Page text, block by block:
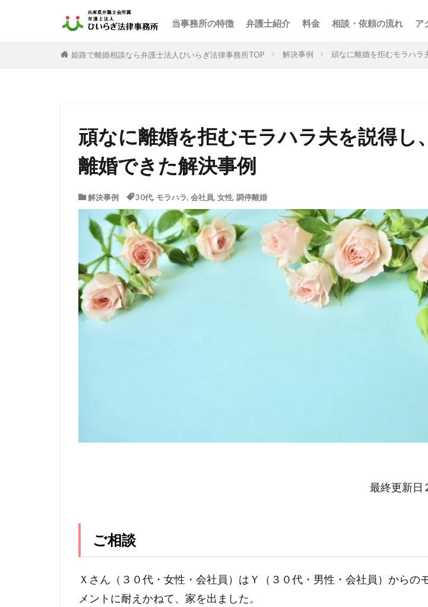
当事務所の特徴 弁護士紹介 料金 相談・依頼の流れ ア
姫路で離婚相談なら弁護士法人ひいらぎ法律事務所TOP 解決事例 頑なに離婚を拒むモラハラ
頑なに離婚を拒むモラハラ夫を説得し
離婚できた解決事例
解決事例 30代, モラハラ, 会社員, 女性, 調停離婚
最終更新日
ご相談
Ｘさん（３０代・女性・会社員）はＹ（３０代・男性・会社員）からの
メントに耐えかねて、家を出ました。